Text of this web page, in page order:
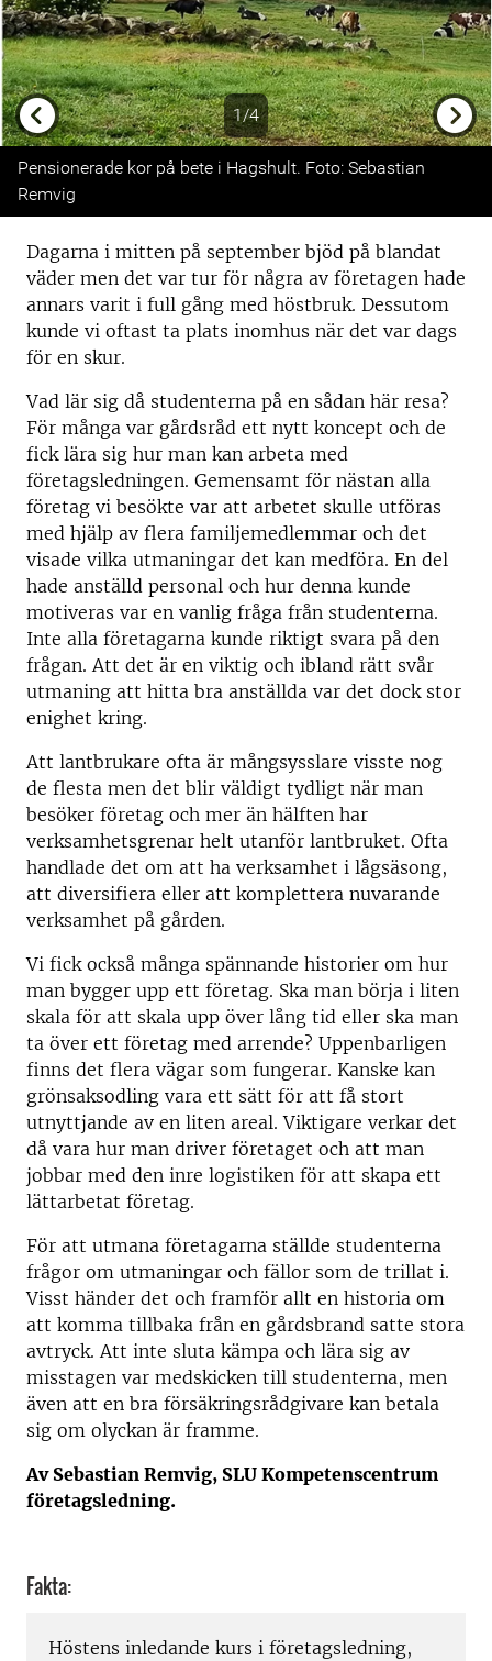
1/4
Previous
Pensionerade kor på bete i Hagshult. Foto: Sebastian
Remvig
Dagarna i mitten på september bjöd på blandat
väder men det var tur för några av företagen hade
annars varit i full gång med höstbruk. Dessutom
kunde vi oftast ta plats inomhus när det var dags
för en skur.
Vad lär sig då studenterna på en sådan här resa?
För många var gårdsråd ett nytt koncept och de
fick lära sig hur man kan arbeta med
företagsledningen. Gemensamt för nästan alla
företag vi besökte var att arbetet skulle utföras
med hjälp av flera familjemedlemmar och det
visade vilka utmaningar det kan medföra. En del
hade anställd personal och hur denna kunde
motiveras var en vanlig fråga från studenterna.
Inte alla företagarna kunde riktigt svara på den
frågan. Att det är en viktig och ibland rätt svår
utmaning att hitta bra anställda var det dock stor
enighet kring.
Att lantbrukare ofta är mångsysslare visste nog
de flesta men det blir väldigt tydligt när man
besöker företag och mer än hälften har
verksamhetsgrenar helt utanför lantbruket. Ofta
handlade det om att ha verksamhet i lågsäsong,
att diversifiera eller att komplettera nuvarande
verksamhet på gården.
Vi fick också många spännande historier om hur
man bygger upp ett företag. Ska man börja i liten
skala för att skala upp över lång tid eller ska man
ta över ett företag med arrende? Uppenbarligen
finns det flera vägar som fungerar. Kanske kan
grönsaksodling vara ett sätt för att få stort
utnyttjande av en liten areal. Viktigare verkar det
då vara hur man driver företaget och att man
jobbar med den inre logistiken för att skapa ett
lättarbetat företag.
För att utmana företagarna ställde studenterna
frågor om utmaningar och fällor som de trillat i.
Visst händer det och framför allt en historia om
att komma tillbaka från en gårdsbrand satte stora
avtryck. Att inte sluta kämpa och lära sig av
misstagen var medskicken till studenterna, men
även att en bra försäkringsrådgivare kan betala
sig om olyckan är framme.
Av Sebastian Remvig, SLU Kompetenscentrum
företagsledning.
Fakta:
Höstens inledande kurs i företagsledning,